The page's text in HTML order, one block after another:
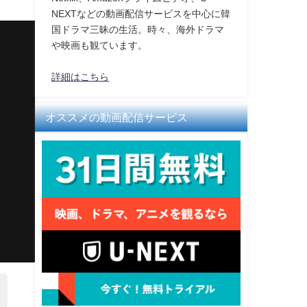
NEXTなどの動画配信サービスを中心に韓
国ドラマ三昧の生活。時々、海外ドラマ
や映画も観ています。
詳細はこちら
オススメの動画配信サービス